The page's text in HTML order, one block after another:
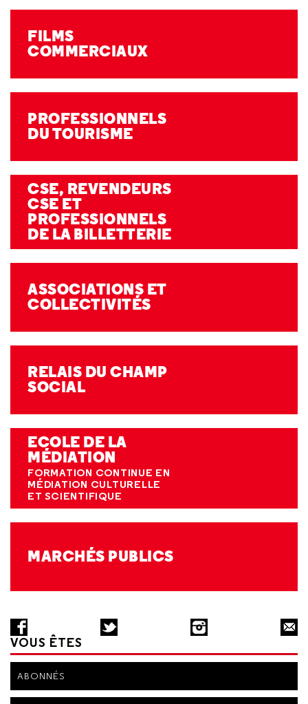
FILMS
COMMERCIAUX
PROFESSIONNELS
DU TOURISME
CSE, REVENDEURS
CSE ET
PROFESSIONNELS
DE LA BILLETTERIE
ASSOCIATIONS ET
COLLECTIVITÉS
RELAIS DU CHAMP
SOCIAL
ECOLE DE LA
MÉDIATION
FORMATION CONTINUE EN
MÉDIATION CULTURELLE
ET SCIENTIFIQUE
MARCHÉS PUBLICS
VOUS ÊTES
ABONNÉS